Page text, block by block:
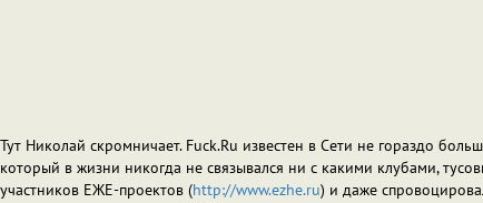
Тут Николай скромничает. Fuck.Ru известен в Сети не гораздо
который в жизни никогда не связывался ни с какими клубами,
участников ЕЖЕ-проектов (http://www.ezhe.ru) и даже